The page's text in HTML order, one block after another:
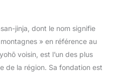
jinja, dont le nom signifie
» en référence au
voisin, est l’un des plus
de la région. Sa fondation est